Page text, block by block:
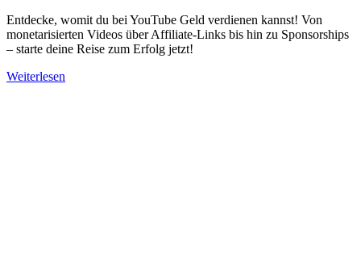
Entdecke, womit du bei YouTube Geld verdienen kannst! Von
monetarisierten Videos über Affiliate-Links bis hin zu Sponsorships
– starte deine Reise zum Erfolg jetzt!
Weiterlesen